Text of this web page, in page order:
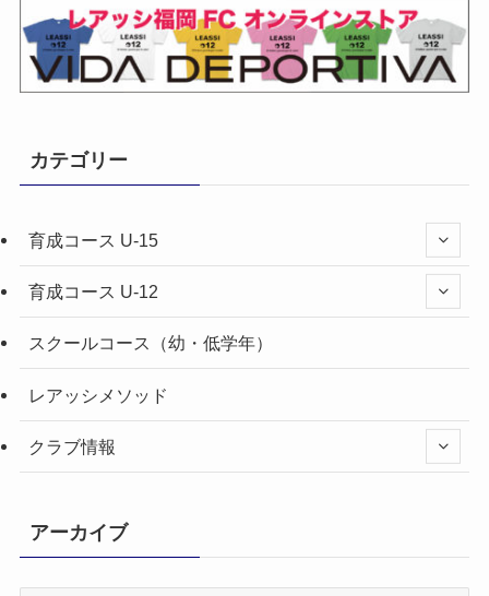
カテゴリー
育成コース U-15
育成コース U-12
スクールコース（幼・低学年）
レアッシメソッド
クラブ情報
アーカイブ